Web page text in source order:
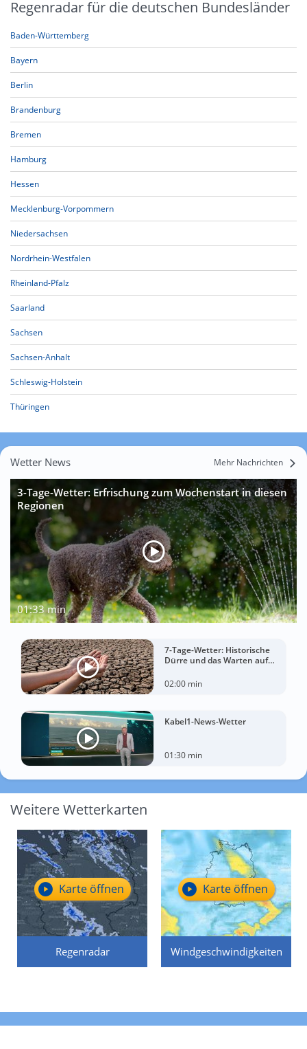
Regenradar für die deutschen Bundesländer
Baden-Württemberg
Bayern
Berlin
Brandenburg
Bremen
Hamburg
Hessen
Mecklenburg-Vorpommern
Niedersachsen
Nordrhein-Westfalen
Rheinland-Pfalz
Saarland
Sachsen
Sachsen-Anhalt
Schleswig-Holstein
Thüringen
Wetter News Mehr Nachrichten
3-Tage-Wetter: Erfrischung zum Wochenstart in diesen
Regionen
01:33 min
7-Tage-Wetter: Historische
Dürre und das Warten auf
02:00 min
Kabel1-News-Wetter
01:30 min
Weitere Wetterkarten
Regenradar
Karte öffnen
Windgeschwindigkeiten
Karte öffnen